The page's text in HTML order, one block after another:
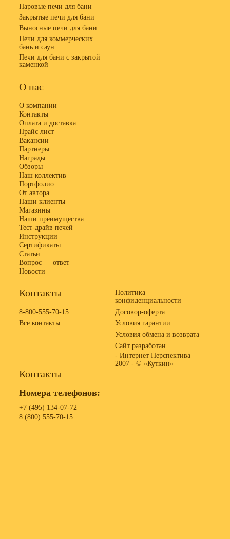
Паровые печи для бани
Закрытые печи для бани
Выносные печи для бани
Печи для коммерческих
бань и саун
Печи для бани с закрытой
каменкой
О нас
О компании
Контакты
Оплата и доставка
Прайс лист
Вакансии
Партнеры
Награды
Обзоры
Наш коллектив
Портфолио
От автора
Наши клиенты
Магазины
Наши преимущества
Тест-драйв печей
Инструкции
Сертификаты
Статьи
Вопрос — ответ
Новости
Контакты
8-800-555-70-15
Все контакты
Политика
конфиденциальности
Договор-оферта
Условия гарантии
Условия обмена и возврата
Сайт разработан
- Интернет Перспектива
2007 - © «Куткин»
Контакты
Номера телефонов:
+7 (495) 134-07-72
8 (800) 555-70-15